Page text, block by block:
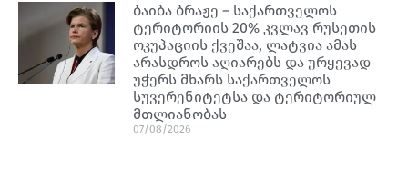
ბაიბა ბრაჟე – საქართველოს
ტერიტორიის 20% კვლავ რუსეთის
ოკუპაციის ქვეშაა, ლატვია ამას
არასდროს აღიარებს და ურყევად
უჭერს მხარს საქართველოს
სუვერენიტეტსა და ტერიტორიულ
მთლიანობას
07/08/2026